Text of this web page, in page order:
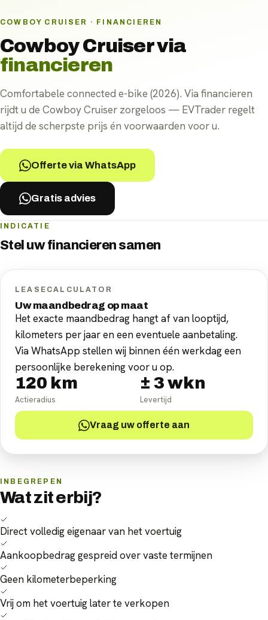
COWBOY CRUISER · FINANCIEREN
Cowboy Cruiservia
financieren
Comfortabele connected e-bike (2026). Via financieren
rijdt u de Cowboy Cruiser zorgeloos — EVTrader regelt
altijd de scherpste prijs én voorwaarden voor u.
Offerte via WhatsApp
Gratis advies
INDICATIE
Stel uwfinancieren samen
LEASECALCULATOR
Uw maandbedrag op maat
Het exacte maandbedrag hangt af van looptijd,
kilometers per jaar en een eventuele aanbetaling.
Via WhatsApp stellen wij binnen één werkdag een
persoonlijke berekening voor u op.
120 km
Actieradius
± 3 wkn
Levertijd
Vraag uw offerte aan
INBEGREPEN
Wat zit erbij?
Direct volledig eigenaar van het voertuig
Aankoopbedrag gespreid over vaste termijnen
Geen kilometerbeperking
Vrij om het voertuig later te verkopen